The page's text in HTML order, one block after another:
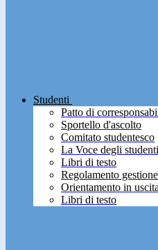
Studenti
Patto di
Sportello d'ascolto
Comitato studentesco
La Voce degli studenti
Libri di testo
Regolamento
Orientamento in uscita
Libri di testo